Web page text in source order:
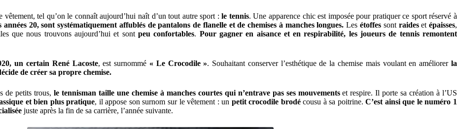
vêtement, tel qu’on le connaît aujourd’hui naît d’un tout autre sport :le tennis. Une apparence chic est imposée pour pratiquer ce sport réservé à
20, sont systématiquement affublés de pantalons de flanelle et de chemises à manches longues. Les étoffes sont raidesetépaisses,
que nous trouvons aujourd’hui et sont peu confortables. Pour gagner en aisance et en respirabilité, les joueurs de tennis remontent
un certain René Lacoste, est surnommé « Le Crocodile ». Souhaitant conserver l’esthétique de la chemise mais voulant en améliorerla
de créer sa propre chemise.
de petits trous,le tennisman taille une chemise à manches courtes qui n’entrave pas ses mouvementset respire. Il porte sa création à l’US
et bien plus pratique, il appose son surnom sur le vêtement : un petit crocodile brodécousu à sa poitrine.C’est ainsi que le numéro 1
juste après la fin de sa carrière, l’année suivante.